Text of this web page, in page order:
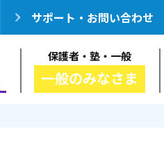
サポート・お問い合わせ
保護者・塾・一般
一般のみなさま